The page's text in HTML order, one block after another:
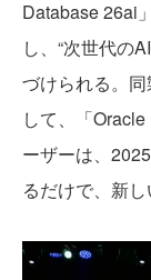
Database 26ai
し、“次世代の
づけられる。
して、「
ーザーは、
るだけで、新し